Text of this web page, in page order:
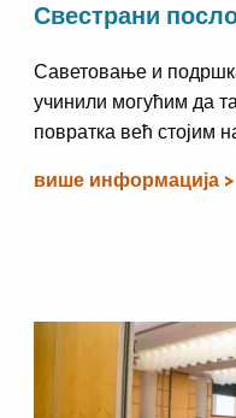
Свестрани
Саветовање и
учинили могућим да
повратка већ стојим
више информација >